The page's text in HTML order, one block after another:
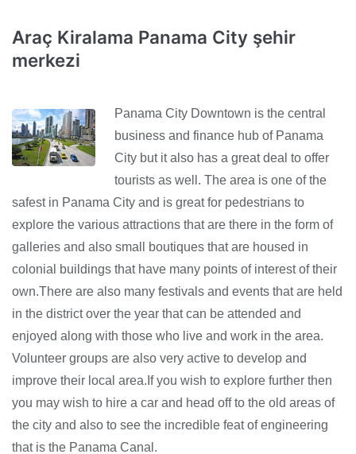
Araç Kiralama Panama City şehir
merkezi
Panama City Downtown is the central
business and finance hub of Panama
City but it also has a great deal to offer
tourists as well. The area is one of the
safest in Panama City and is great for pedestrians to
explore the various attractions that are there in the form of
galleries and also small boutiques that are housed in
colonial buildings that have many points of interest of their
own.There are also many festivals and events that are held
in the district over the year that can be attended and
enjoyed along with those who live and work in the area.
Volunteer groups are also very active to develop and
improve their local area.If you wish to explore further then
you may wish to hire a car and head off to the old areas of
the city and also to see the incredible feat of engineering
that is the Panama Canal.